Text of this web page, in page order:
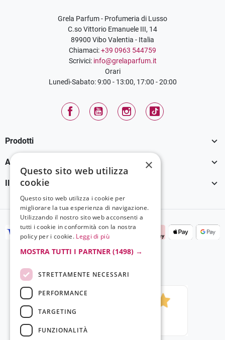
Grela Parfum - Profumeria di Lusso
C.so Vittorio Emanuele III, 14
89900 Vibo Valentia - Italia
Chiamaci:+39 0963 544759
Scrivici: info@grelaparfum.it
Orari
Lunedì-Sabato: 9:00 - 13:00, 17:00 - 20:00
FacebookYouTube InstagramTikTok
Prodotti 
Assistenza Clienti 
Il tuo account 
×
Questo sito web utilizza
cookie
Questo sito web utilizza i cookie per
migliorare la tua esperienza di navigazione.
Utilizzando il nostro sito web acconsenti a
tutti i cookie in conformità con la nostra
policy per i cookie. Leggi di più
MOSTRA TUTTI I PARTNER (1498) →
STRETTAMENTE NECESSARI
PERFORMANCE
TARGETING
FUNZIONALITÀ